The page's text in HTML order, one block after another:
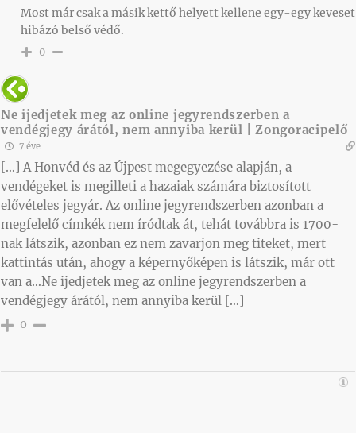
Most már csak a másik kettő helyett kellene egy-egy keveset
hibázó belső védő.
0
Ne ijedjetek meg az online jegyrendszerben a
vendégjegy árától, nem annyiba kerül | Zongoracipelő
7 éve
[…] A Honvéd és az Újpest megegyezése alapján, a
vendégeket is megilleti a hazaiak számára biztosított
elővételes jegyár. Az online jegyrendszerben azonban a
megfelelő címkék nem íródtak át, tehát továbbra is 1700-
nak látszik, azonban ez nem zavarjon meg titeket, mert
kattintás után, ahogy a képernyőképen is látszik, már ott
van a…Ne ijedjetek meg az online jegyrendszerben a
vendégjegy árától, nem annyiba kerül […]
0